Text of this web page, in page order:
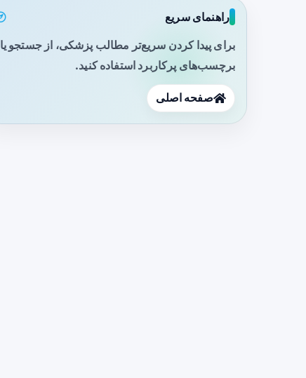
راهنمای سریع
برای پیدا کردن سریع‌تر مطالب پزشکی، از جستجو یا
برچسب‌های پرکاربرد استفاده کنید.
صفحه اصلی